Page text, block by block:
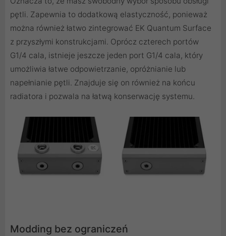
pętli. Zapewnia to dodatkową elastyczność, ponieważ
można również łatwo zintegrować EK Quantum Surface
z przyszłymi konstrukcjami. Oprócz czterech portów
G1/4 cala, istnieje jeszcze jeden port G1/4 cala, który
umożliwia łatwe odpowietrzanie, opróżnianie lub
napełnianie pętli. Znajduje się on również na końcu
radiatora i pozwala na łatwą konserwację systemu.
Modding bez ograniczeń